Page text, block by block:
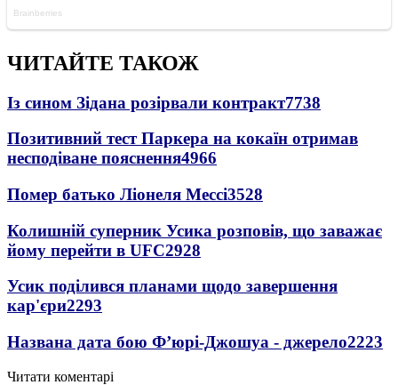
ЧИТАЙТЕ ТАКОЖ
Із сином Зідана розірвали контракт7738
Позитивний тест Паркера на кокаїн отримав
несподіване пояснення4966
Помер батько Ліонеля Мессі3528
Колишній суперник Усика розповів, що заважає
йому перейти в UFC2928
Усик поділився планами щодо завершення
кар'єри2293
Названа дата бою Ф’юрі-Джошуа - джерело2223
Читати коментарі